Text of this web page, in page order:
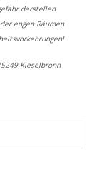
darstellen
engen Räumen
Kieselbronn